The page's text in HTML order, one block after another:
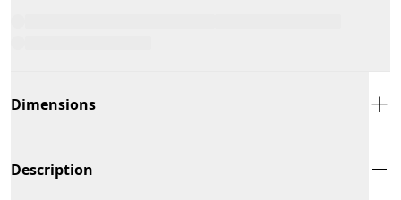
Dimensions
Description